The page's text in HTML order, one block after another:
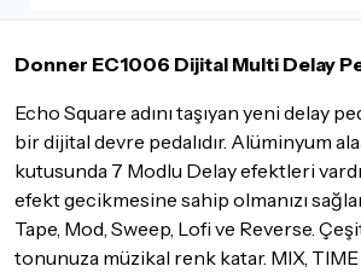
eksiksiz olması gerekmektedir. Satın almış
geçerek bilgi veriniz.
İade ve değişim koşulları, ürün
gösterebilir. Lütfen satın almadan önce
iade/değişim şartlarını kontrol ettiğinizden
Detaylar içintıklayınız
Donner EC1006 Dijital Multi Delay
Echo Square adını taşıyan yeni delay
bir dijital devre pedalıdır. Alüminyum
kutusunda 7 Modlu Delay efektleri
efekt gecikmesine sahip olmanızı
Tape, Mod, Sweep, Lofi ve Reverse.
tonunuza müzikal renk katar. MIX,